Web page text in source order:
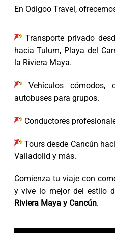
En Odigoo Travel,
Transporte privado
hacia Tulum, Playa del
la Riviera Maya.
Vehículos cómodos,
autobuses para grupos.
Conductores
Tours desde Cancún
Valladolid y más.
Comienza tu viaje con
y vive lo mejor del estilo
Riviera Maya y Cancún.